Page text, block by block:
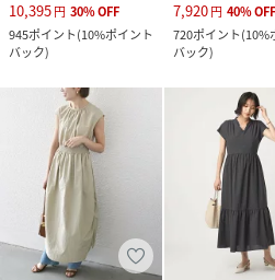
10,395円 30%OFF
945ポイント(10%ポイント
バック)
7,920円 40%OFF
720ポイント(10%
バック)